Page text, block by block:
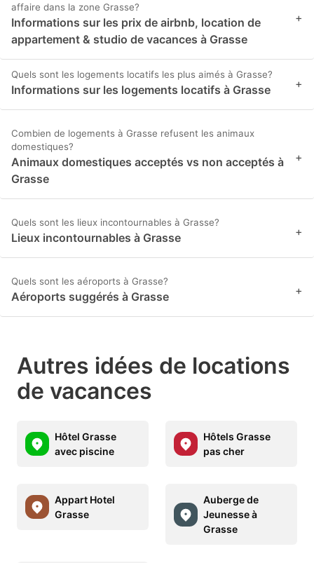
affaire dans la zone Grasse?
Informations sur les prix de airbnb, location de
appartement & studio de vacances à Grasse
+
Quels sont les logements locatifs les plus aimés à Grasse?
Informations sur les logements locatifs à Grasse +
Combien de logements à Grasse refusent les animaux
domestiques?
Animaux domestiques acceptés vs non acceptés à
Grasse
+
Quels sont les lieux incontournables à Grasse?
Lieux incontournables à Grasse +
Quels sont les aéroports à Grasse?
Aéroports suggérés à Grasse +
Autres idées de locations
de vacances
Hôtel Grasse
avec piscine
Hôtels Grasse
pas cher
Appart Hotel
Grasse
Auberge de
Jeunesse à
Grasse